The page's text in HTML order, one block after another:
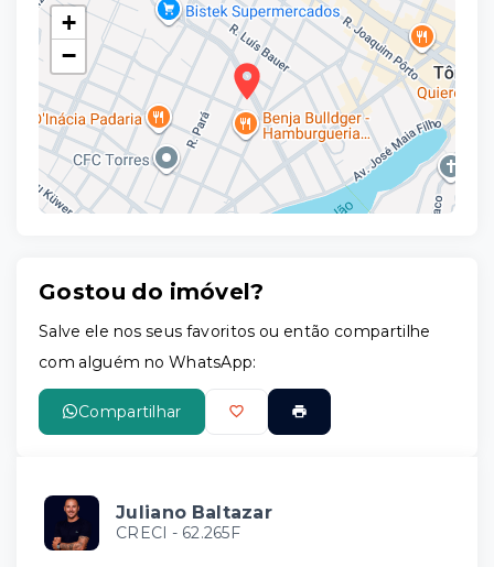
+
−
Gostou do imóvel?
Salve ele nos seus favoritos ou então compartilhe
com alguém no WhatsApp:
Compartilhar
Juliano Baltazar
CRECI - 62.265F